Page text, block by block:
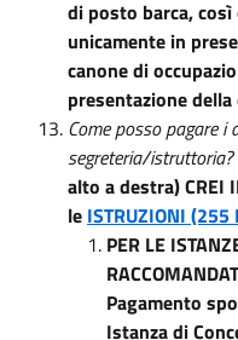
di posto barca,
unicamente in
canone di
presentazione
Come posso pagare i
segreteria/istruttoria?
alto a destra) CREI
le ISTRUZIONI (255
PER LE
Pagamento
Istanza di